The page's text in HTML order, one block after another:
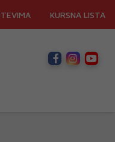
KURSNA LISTA